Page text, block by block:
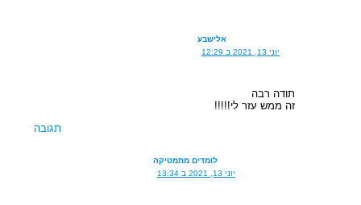
אלישבע
יוני 13, 2021 ב 12:29
תודה רבה
זה ממש עזר לי!!!!!
תגובה
לומדים מתמטיקה
יוני 13, 2021 ב 13:34